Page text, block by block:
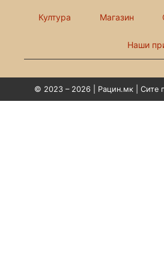
Култура Магазин
Наши
© 2023 – 2026 | Рацин.мк | Сите